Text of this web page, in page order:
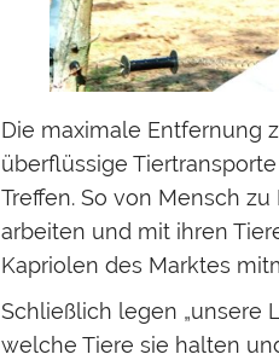
Die maximale Entfernung
überflüssige
Treffen. So von Mensch
arbeiten und mit ihren
Kapriolen des Marktes
Schließlich legen „unsere
welche Tiere sie halten